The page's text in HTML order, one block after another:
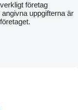
företag
uppgifterna är